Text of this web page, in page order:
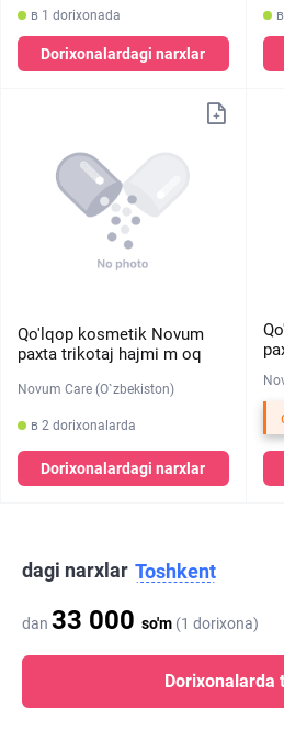
в 1 dorixonada
Dorixonalardagi narxlar
Qo'lqop kosmetik Novum
paxta trikotaj hajmi m oq
Novum Care (O`zbekiston)
в 2 dorixonalarda
Dorixonalardagi narxlar
dagi narxlar Toshkent
dan 33 000 so'm (1 dorixona)
Dorixonalarda